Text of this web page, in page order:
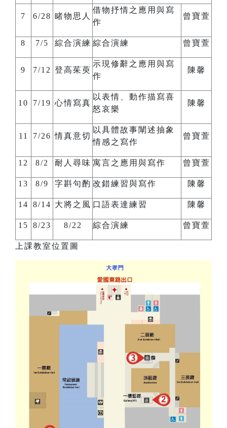
7 6/28 睹物思人
借物抒情之應用與寫
作
曾寶萱
8 7/5 綜合演練 綜合演練 曾寶萱
9 7/12 登高茱萸
示現修辭之應用與寫
作
陳馨
10 7/19 心情寫真
以表情、動作描寫喜
怒哀樂
陳馨
11 7/26 情真意切
以具體故事闡述抽象
情感之寫作
曾寶萱
12 8/2 耐人尋味 寓言之應用與寫作 曾寶萱
13 8/9 字斟句酌 改錯練習與寫作 陳馨
14 8/14 大將之風 口語表達練習 陳馨
15 8/23 8/22 綜合演練 曾寶萱
上課教室位置圖